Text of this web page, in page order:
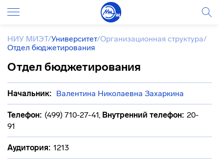
НИУ МИЭТ/Университет/Организационная структура/
Отдел бюджетирования
Отдел бюджетирования
Начальник: Валентина Николаевна Захаркина
Телефон: (499) 710-27-41, Внутренний телефон: 20-
91
Аудитория: 1213